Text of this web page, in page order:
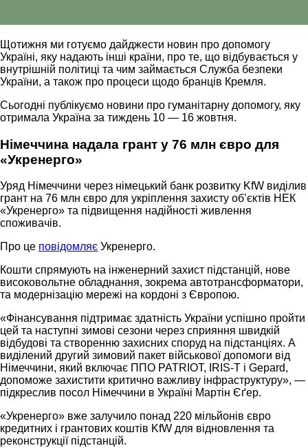
Щотижня ми готуємо дайджести новин про допомогу
Україні, яку надають інші країни, про те, що відбувається у
внутрішній політиці та чим займається Служба безпеки
України, а також про процеси щодо бранців Кремля.
Сьогодні публікуємо новини про гуманітарну допомогу, яку
отримала Україна за тиждень 10 — 16 жовтня.
Німеччина надала грант у 76 млн євро для
«Укренерго»
Уряд Німеччини через німецький банк розвитку KfW виділив
грант на 76 млн євро для укріплення захисту об’єктів НЕК
«Укренерго» та підвищення надійності живлення
споживачів.
Про це повідомляє Укренерго.
Кошти спрямують на інженерний захист підстанцій, нове
високовольтне обладнання, зокрема автотрансформатори,
та модернізацію мережі на кордоні з Європою.
«Фінансування підтримає здатність України успішно пройти
цей та наступні зимові сезони через сприяння швидкій
відбудові та створенню захисних споруд на підстанціях. А
виділений другий зимовий пакет військової допомоги від
Німеччини, який включає ППО PATRIOT, IRIS-T і Gepard,
допоможе захистити критично важливу інфраструктуру», —
підкреслив посол Німеччини в Україні Мартін Єґер.
«Укренерго» вже залучило понад 220 мільйонів євро
кредитних і грантових коштів KfW для відновлення та
реконструкції підстанцій.